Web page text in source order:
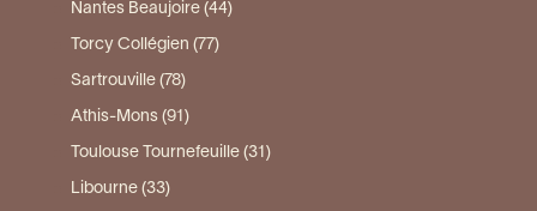
Nantes Beaujoire (44)
Torcy Collégien (77)
Sartrouville (78)
Athis-Mons (91)
Toulouse Tournefeuille (31)
Libourne (33)